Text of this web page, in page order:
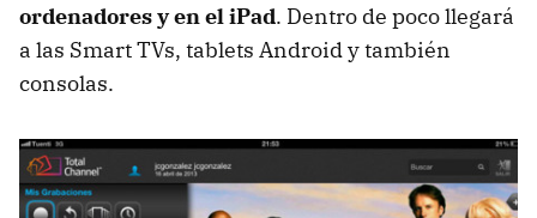
ordenadores y en el iPad. Dentro de poco llegará
a las Smart TVs, tablets Android y también
consolas.